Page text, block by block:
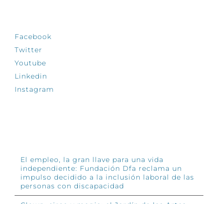
Facebook
Twitter
Youtube
Linkedin
Instagram
El empleo, la gran llave para una vida
independiente: Fundación Dfa reclama un
impulso decidido a la inclusión laboral de las
personas con discapacidad